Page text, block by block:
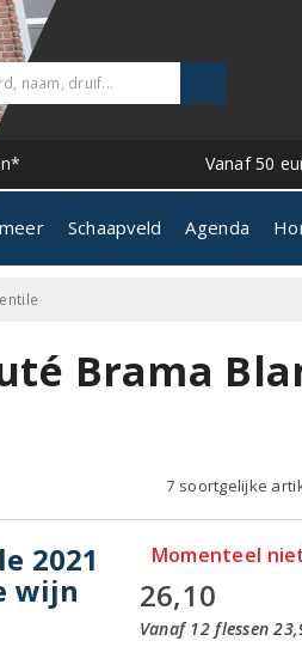
Vanaf 50
Schaapveld Agenda
Brama
7 soortgelijke
2021
wijn
Momenteel
26,10
Vanaf 12 flessen